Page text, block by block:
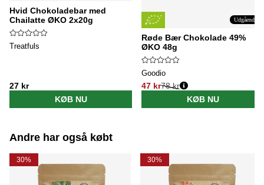
Hvid Chokoladebar med
Chailatte ØKO 2x20g
Treatfuls
27 kr
KØB NU
Udgående
Røde Bær Chokolade 49%
ØKO 48g
Goodio
47 kr
Normalpris:
78 kr
KØB NU
Andre har også købt
30% 30%